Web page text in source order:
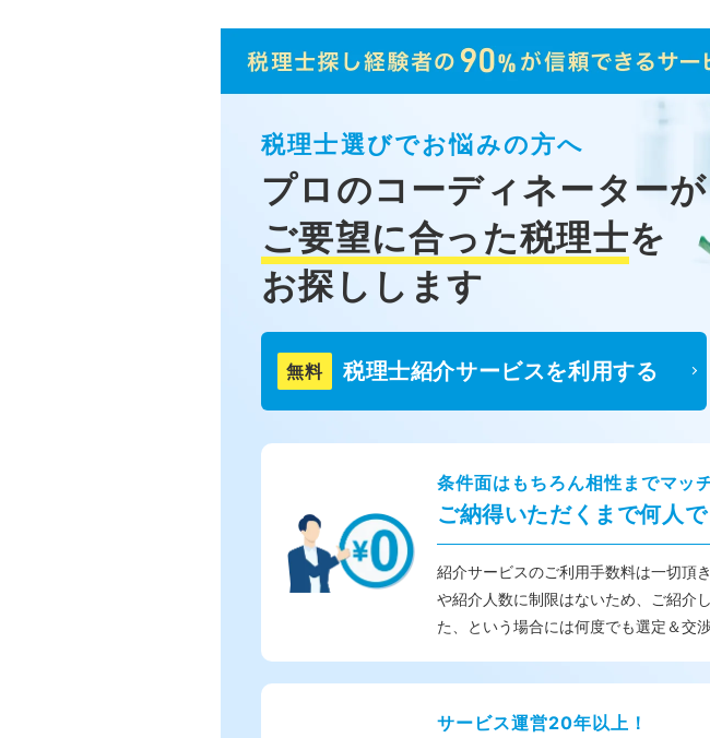
税理士選びでお悩みの方へ
プロのコーディネーターが
ご要望に合った税理士を
お探しします
無料 税理士紹介サービスを利用する
条件面はもちろん相性までマッ
ご納得いただくまで何人
紹介サービスのご利用手数料は一切頂
や紹介人数に制限はないため、ご紹介
た、という場合には何度でも選定＆交
サービス運営20年以上！